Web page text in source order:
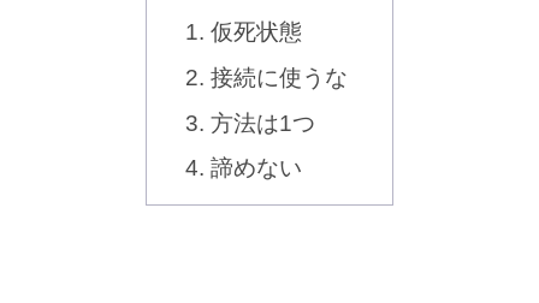
仮死状態
接続に使うな
方法は1つ
諦めない